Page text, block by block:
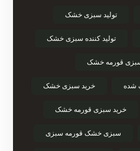
تولید سبزی خشک
تولید کننده سبزی خشک
سبزی قورمه خشک
شده خرید سبزی خشک
خرید سبزی قورمه خشک
سبزی خشک قورمه سبزی